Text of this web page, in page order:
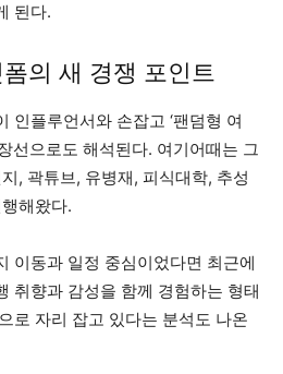
된다.
의 새 경쟁 포인트
인플루언서와 손잡고 ‘팬덤형 여
선으로도 해석된다. 여기어때는 그
, 곽튜브, 유병재, 피식대학, 추성
해왔다.
이동과 일정 중심이었다면 최근에
취향과 감성을 함께 경험하는 형태
로 자리 잡고 있다는 분석도 나온